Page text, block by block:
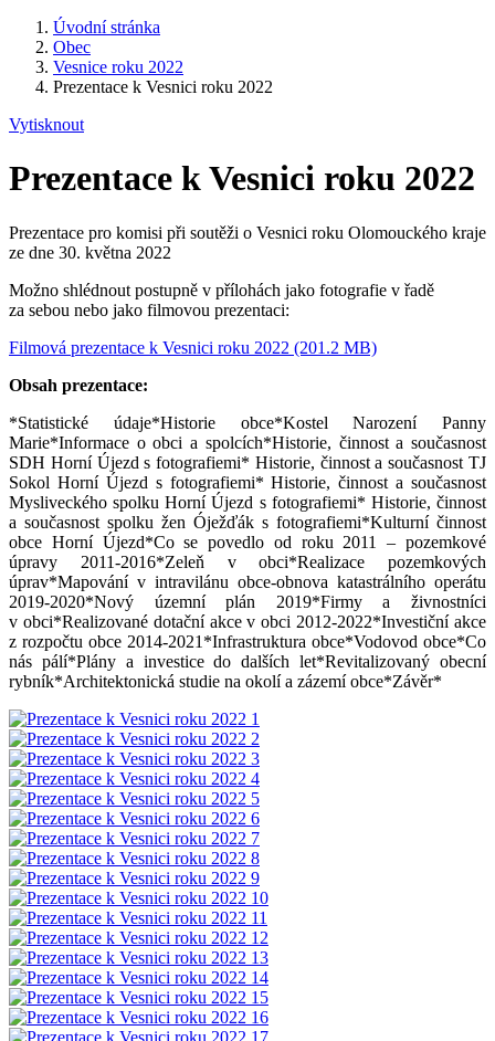
Úvodní stránka
Obec
Vesnice roku 2022
Prezentace k Vesnici roku 2022
Vytisknout
Prezentace k Vesnici roku 2022
Prezentace pro komisi při soutěži o Vesnici roku Olomouckého kraje
ze dne 30. května 2022
Možno shlédnout postupně v přílohách jako fotografie v řadě
za sebou nebo jako filmovou prezentaci:
Filmová prezentace k Vesnici roku 2022 (201.2 MB)
Obsah prezentace:
*Statistické údaje*Historie obce*Kostel Narození Panny
Marie*Informace o obci a spolcích*Historie, činnost a současnost
SDH Horní Újezd s fotografiemi* Historie, činnost a současnost TJ
Sokol Horní Újezd s fotografiemi* Historie, činnost a současnost
Mysliveckého spolku Horní Újezd s fotografiemi* Historie, činnost
a současnost spolku žen Óježďák s fotografiemi*Kulturní činnost
obce Horní Újezd*Co se povedlo od roku 2011 – pozemkové
úpravy 2011-2016*Zeleň v obci*Realizace pozemkových
úprav*Mapování v intravilánu obce-obnova katastrálního operátu
2019-2020*Nový územní plán 2019*Firmy a živnostníci
v obci*Realizované dotační akce v obci 2012-2022*Investiční akce
z rozpočtu obce 2014-2021*Infrastruktura obce*Vodovod obce*Co
nás pálí*Plány a investice do dalších let*Revitalizovaný obecní
rybník*Architektonická studie na okolí a zázemí obce*Závěr*